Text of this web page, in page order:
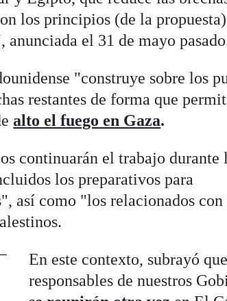
los principios (de la
anunciada el 31 de mayo
"construye sobre los
restantes de forma que
alto el fuego en Gaza.
continuarán el trabajo durante
los preparativos para
así como "los relacionados con
En este contexto, subrayó
responsables de nuestros